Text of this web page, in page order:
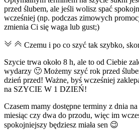
przed ślubem, ale jeśli wolisz spać
wcześniej (np. podczas zimowych
zmienia Ci się waga lub gust;)
Czemu i po co szyć tak szybko,
Szycie trwa około 8 h, ale to od Ciebie
wydarzy 🙂 Możemy szyć rok przed
dzień przed! Ważne, byś wcześniej
na SZYCIE W 1 DZIEŃ!
Czasem mamy dostępne terminy z dnia na
miesiąc czy dwa do przodu, więc im
spokojniejszy będziesz miała sen 😉